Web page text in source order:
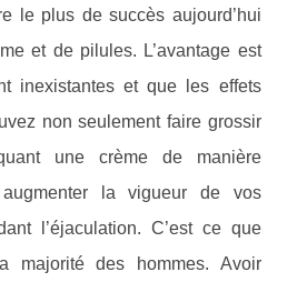
le plus de succès aujourd’hui
et de pilules. L’avantage est
inexistantes et que les effets
non seulement faire grossir
une crème de manière
la vigueur de vos
l’éjaculation. C’est ce que
majorité des hommes. Avoir